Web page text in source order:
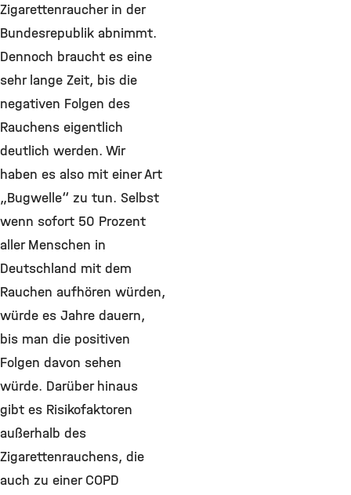
Zigarettenraucher in der
Bundesrepublik abnimmt.
Dennoch braucht es eine
sehr lange Zeit, bis die
negativen Folgen des
Rauchens eigentlich
deutlich werden. Wir
haben es also mit einer Art
„Bugwelle“ zu tun. Selbst
wenn sofort 50 Prozent
aller Menschen in
Deutschland mit dem
Rauchen aufhören würden,
würde es Jahre dauern,
bis man die positiven
Folgen davon sehen
würde. Darüber hinaus
gibt es Risikofaktoren
außerhalb des
Zigarettenrauchens, die
auch zu einer COPD